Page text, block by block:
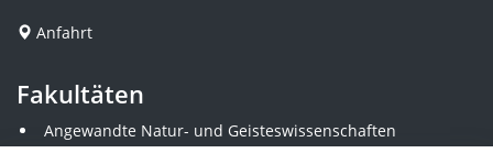
Anfahrt
Fakultäten
Angewandte Natur- und Geisteswissenschaften
Angewandte Sozialwissenschaften